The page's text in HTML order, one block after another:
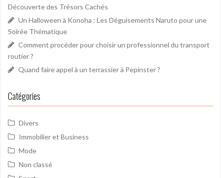
r
:
Découverte des Trésors Cachés
Un Halloween à Konoha : Les Déguisements Naruto pour une
Soirée Thématique
Comment procéder pour choisir un professionnel du transport
routier ?
Quand faire appel à un terrassier à Pepinster ?
Catégories
Divers
Immobilier et Business
Mode
Non classé